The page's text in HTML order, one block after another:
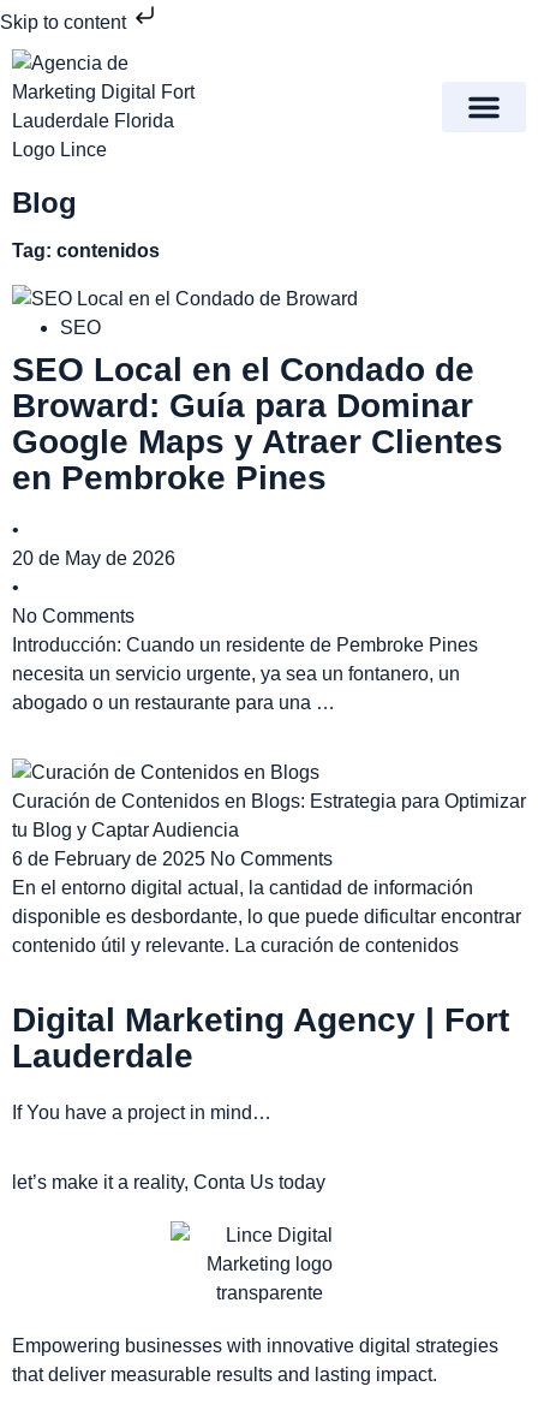
Skip to content
Blog
Tag: contenidos
SEO
SEO Local en el Condado de
Broward: Guía para Dominar
Google Maps y Atraer Clientes
en Pembroke Pines
•
20 de May de 2026
•
No Comments
Introducción: Cuando un residente de Pembroke Pines
necesita un servicio urgente, ya sea un fontanero, un
abogado o un restaurante para una …
Curación de Contenidos en Blogs: Estrategia para Optimizar
tu Blog y Captar Audiencia
6 de February de 2025 No Comments
En el entorno digital actual, la cantidad de información
disponible es desbordante, lo que puede dificultar encontrar
contenido útil y relevante. La curación de contenidos
Digital Marketing Agency | Fort
Lauderdale
If You have a project in mind…
let’s make it a reality, Conta Us today
Empowering businesses with innovative digital strategies
that deliver measurable results and lasting impact.